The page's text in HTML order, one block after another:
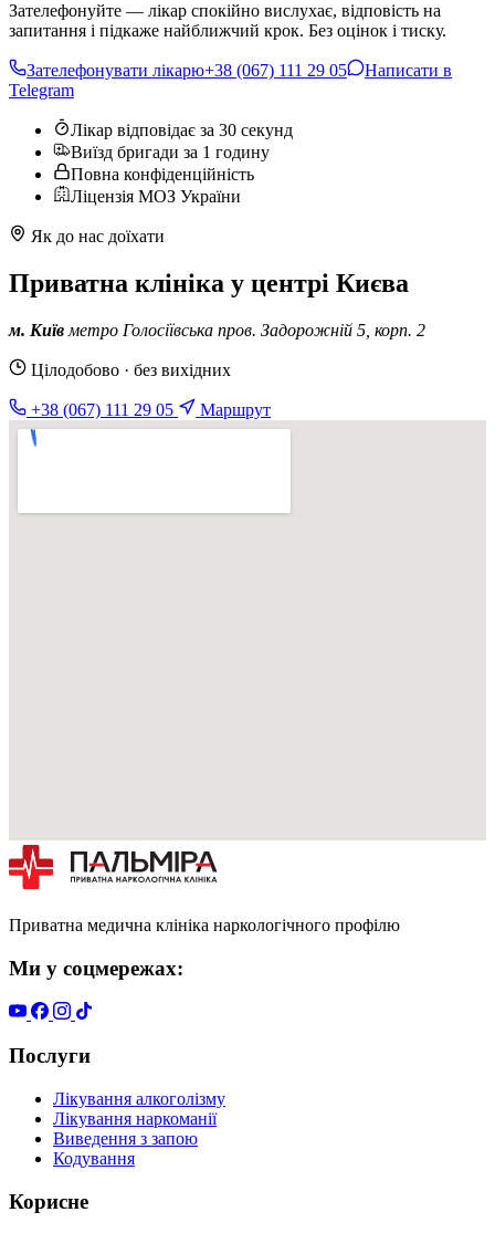
Зателефонуйте — лікар спокійно вислухає, відповість на
запитання і підкаже найближчий крок. Без оцінок і тиску.
Зателефонувати лікарю+38 (067) 111 29 05
Написати в
Telegram
Лікар відповідає за 30 секунд
Виїзд бригади за 1 годину
Повна конфіденційність
Ліцензія МОЗ України
Як до нас доїхати
Приватна клініка у центрі Києва
м. Київ метро Голосіївська пров. Задорожній 5, корп. 2
Цілодобово · без вихідних
+38 (067) 111 29 05 Маршрут
Приватна медична клініка наркологічного профілю
Ми у соцмережах:
Послуги
Лікування алкоголізму
Лікування наркоманії
Виведення з запою
Кодування
Корисне